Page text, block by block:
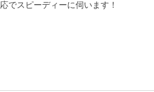
応でスピーディーに伺います！